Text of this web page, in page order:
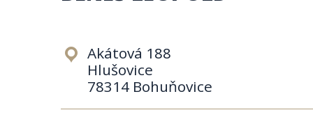
Akátová 188
Hlušovice
78314 Bohuňovice